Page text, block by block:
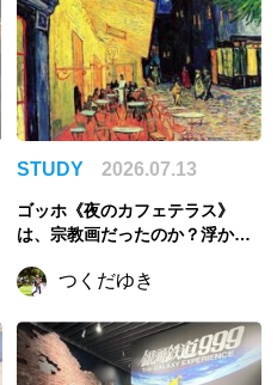
STUDY 2026.07.13
ゴッホ《夜のカフェテラス》
は、宗教画だったのか？浮かび
つくだゆき